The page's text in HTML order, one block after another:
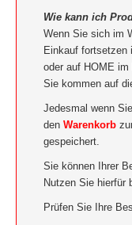
Wie kann ich
Wenn Sie sich im
Einkauf fortsetzen
oder auf HOME
Sie kommen auf
Jedesmal wenn
den Warenkorb
gespeichert.
Sie können Ihrer
Nutzen Sie hierfür
Prüfen Sie Ihre